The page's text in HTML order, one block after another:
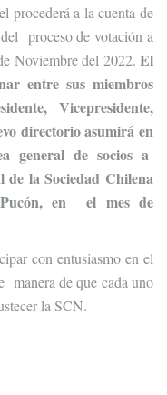
procederá a la cuenta de
proceso de votación a
Noviembre del 2022. El
entre sus miembros
Vicepresidente,
directorio asumirá en
general de socios a
la Sociedad Chilena
Pucón, en el mes de
con entusiasmo en el
manera de que cada uno
la SCN.